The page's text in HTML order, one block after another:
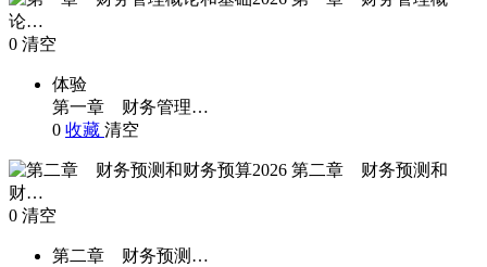
论…
0 清空
体验
第一章 财务管理…
0 收藏 清空
第二章 财务预测和
财…
0 清空
第二章 财务预测…